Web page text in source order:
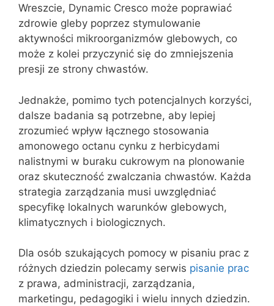
Wreszcie, Dynamic Cresco może poprawiać
zdrowie gleby poprzez stymulowanie
aktywności mikroorganizmów glebowych, co
może z kolei przyczynić się do zmniejszenia
presji ze strony chwastów.
Jednakże, pomimo tych potencjalnych korzyści,
dalsze badania są potrzebne, aby lepiej
zrozumieć wpływ łącznego stosowania
amonowego octanu cynku z herbicydami
nalistnymi w buraku cukrowym na plonowanie
oraz skuteczność zwalczania chwastów. Każda
strategia zarządzania musi uwzględniać
specyfikę lokalnych warunków glebowych,
klimatycznych i biologicznych.
Dla osób szukających pomocy w pisaniu prac z
różnych dziedzin polecamy serwis pisanie prac
z prawa, administracji, zarządzania,
marketingu, pedagogiki i wielu innych dziedzin.